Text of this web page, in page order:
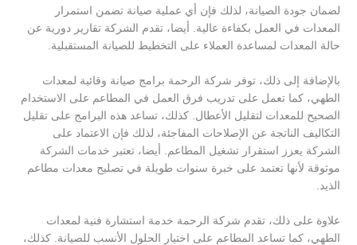
لضمان جودة الصيانة، لذلك فإن أي عملية صيانة تضمن استمرار
المعدات في العمل بكفاءة عالية. أيضا، تقدم الشركة تقارير دورية عن
حالة المعدات لمساعدة العملاء على التخطيط للصيانة المستقبلية.
بالإضافة إلى ذلك، توفر شركة الرحمة برامج صيانة وقائية لمعدات
الطهي، كما تعمل على تدريب فرق العمل في المطاعم على الاستخدام
الصحيح للمعدات لتقليل الأعطال. كذلك، تساعد هذه البرامج على تقليل
التكاليف الناتجة عن الإصلاحات المفاجئة، لذلك فإن الاعتماد على
الشركة يعزز استقرار تشغيل المطاعم. أيضا، تعتبر خدمات الشركة
موثوقة لأنها تعتمد على خبرة سنوات طويلة في تصليح معدات مطاعم
الذيد.
علاوة على ذلك، تقدم شركة الرحمة خدمة استشارة فنية لمعدات
الطهي، كما تساعد المطاعم على اختيار الحلول الأنسب للصيانة. كذلك،